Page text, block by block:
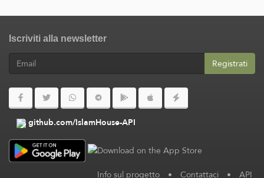
Iscriviti alla newsletter
Registrati
github.com/IslamHouse-API
Info sul progetto • Contattaci • API